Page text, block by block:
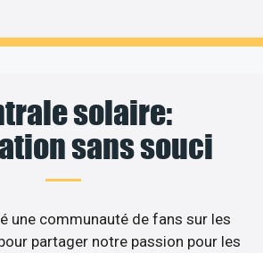
solaire:
sans souci
une communauté de fans sur les
partager notre passion pour les